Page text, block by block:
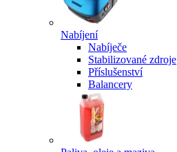
Nabíjení
Nabíječe
Stabilizované zdroje
Příslušenství
Balancery